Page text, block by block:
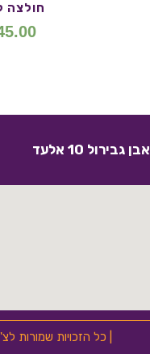
חולצה
אבן גבירול 10 אלעד
| כל הזכויות שמורות